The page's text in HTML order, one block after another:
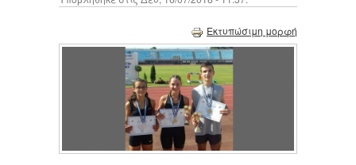
Εκτυπώσιμη μορφή